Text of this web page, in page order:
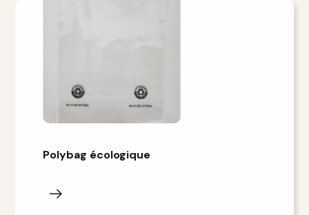
Polybag écologique